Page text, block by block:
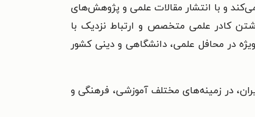
و با انتشار مقالات علمی و پژوهش‌های
کادر علمی متخصص و ارتباط نزدیک با
در محافل علمی، دانشگاهی و دینی کشور
در زمینه‌های مختلف آموزشی، فرهنگی و